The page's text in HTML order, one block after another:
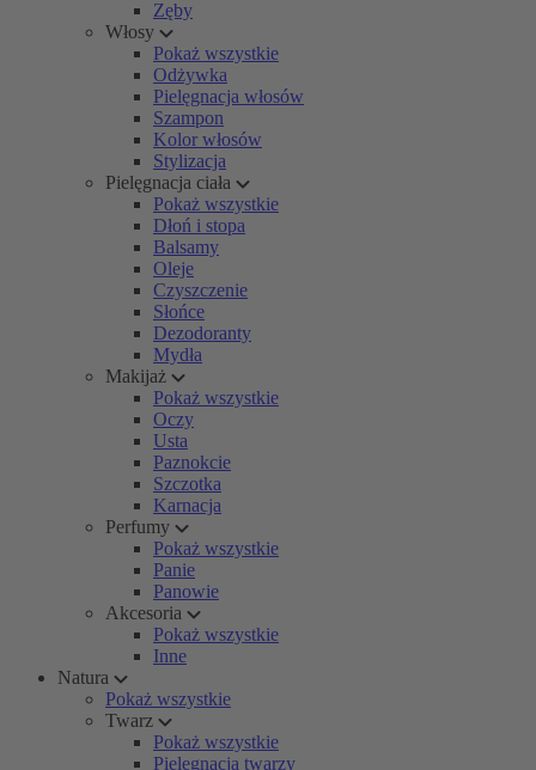
Zęby
Włosy
Pokaż wszystkie
Odżywka
Pielęgnacja włosów
Szampon
Kolor włosów
Stylizacja
Pielęgnacja ciała
Pokaż wszystkie
Dłoń i stopa
Balsamy
Oleje
Czyszczenie
Słońce
Dezodoranty
Mydła
Makijaż
Pokaż wszystkie
Oczy
Usta
Paznokcie
Szczotka
Karnacja
Perfumy
Pokaż wszystkie
Panie
Panowie
Akcesoria
Pokaż wszystkie
Inne
Natura
Pokaż wszystkie
Twarz
Pokaż wszystkie
Pielęgnacja twarzy